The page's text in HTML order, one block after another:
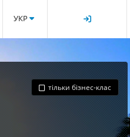
УКР
тільки бізнес-клас